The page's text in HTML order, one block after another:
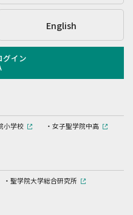
English
小学校
女子聖学院中高
聖学院大学総合研究所
グイン